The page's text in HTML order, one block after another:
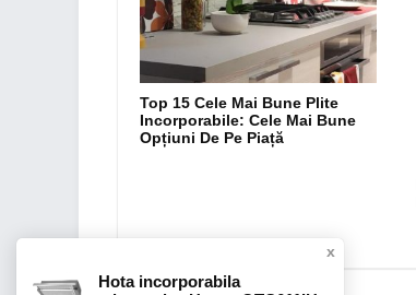
Top 15 Cele Mai Bune Plite
Incorporabile: Cele Mai Bune
Opțiuni De Pe Piață
Hota incorporabila
x